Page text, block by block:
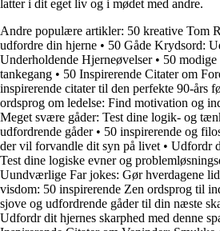
latter i dit eget liv og i mødet med andre.
Andre populære artikler: 50 kreative Tom
udfordre din hjerne • 50 Gåde Krydsord:
Underholdende Hjerneøvelser• 50
tankegang • 50 Inspirerende Citater om
inspirerende citater til den perfekte 90-års
ordsprog om ledelse: Find motivation og
Meget svære gåder: Test dine logik- og
udfordrende gåder• 50 inspirerende og
der vil forvandle dit syn på livet • Udfordr
Test dine logiske evner og
Uundværlige Far jokes: Gør hverdagene
visdom: 50 inspirerende Zen ordsprog til
sjove og udfordrende gåder til din næste
Udfordr dit hjernes skarphed med denne